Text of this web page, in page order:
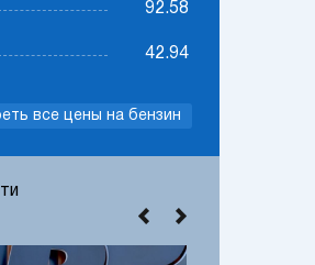
92.58
42.94
все цены на бензин